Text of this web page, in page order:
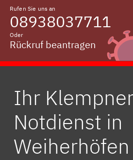
Rufen Sie uns an
08938037711
Oder
Rückruf beantragen
Ihr
Notdienst in
Weiherhöfen